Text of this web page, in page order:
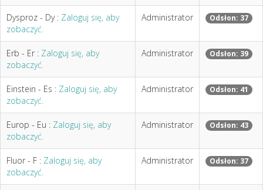
Dysproz - Dy : Zaloguj się, aby
zobaczyć.
Administrator Odsłon: 37
Erb - Er : Zaloguj się, aby
zobaczyć.
Administrator Odsłon: 39
Einstein - Es : Zaloguj się, aby
zobaczyć.
Administrator Odsłon: 41
Europ - Eu : Zaloguj się, aby
zobaczyć.
Administrator Odsłon: 43
Fluor - F : Zaloguj się, aby
zobaczyć.
Administrator Odsłon: 37